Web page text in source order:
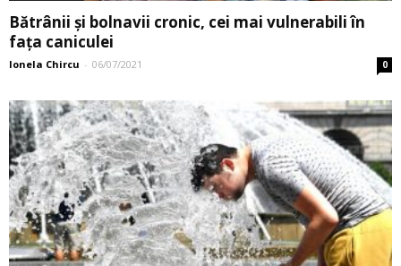
Bătrânii și bolnavii cronic, cei mai vulnerabili în
fața caniculei
Ionela Chircu - 06/07/2021 0